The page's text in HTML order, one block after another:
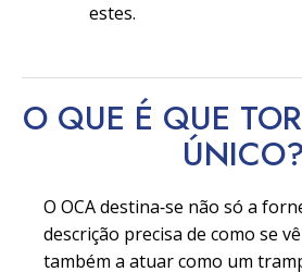
estes.
O QUE É QUE
ÚNICO?
O OCA destina‑se não só a
descrição precisa de como se
também a atuar como um